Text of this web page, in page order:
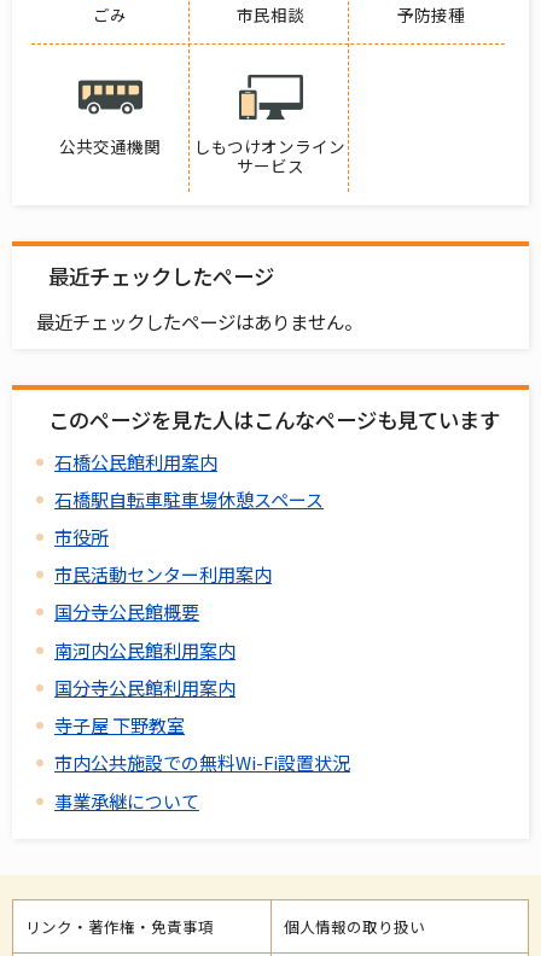
ごみ 市民相談 予防接種
公共交通機関
しもつけオンライン
サービス
最近チェックしたページ
最近チェックしたページはありません。
このページを見た人はこんなページも見ています
石橋公民館利用案内
石橋駅自転車駐車場休憩スペース
市役所
市民活動センター利用案内
国分寺公民館概要
南河内公民館利用案内
国分寺公民館利用案内
寺子屋 下野教室
市内公共施設での無料Wi-Fi設置状況
事業承継について
リンク・著作権・免責事項 個人情報の取り扱い